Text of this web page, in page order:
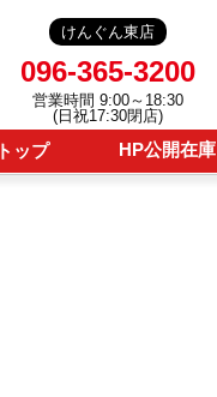
けんぐん東店
096-365-3200
営業時間 9:00～18:30
(日祝17:30閉店)
トップ HP公開在庫